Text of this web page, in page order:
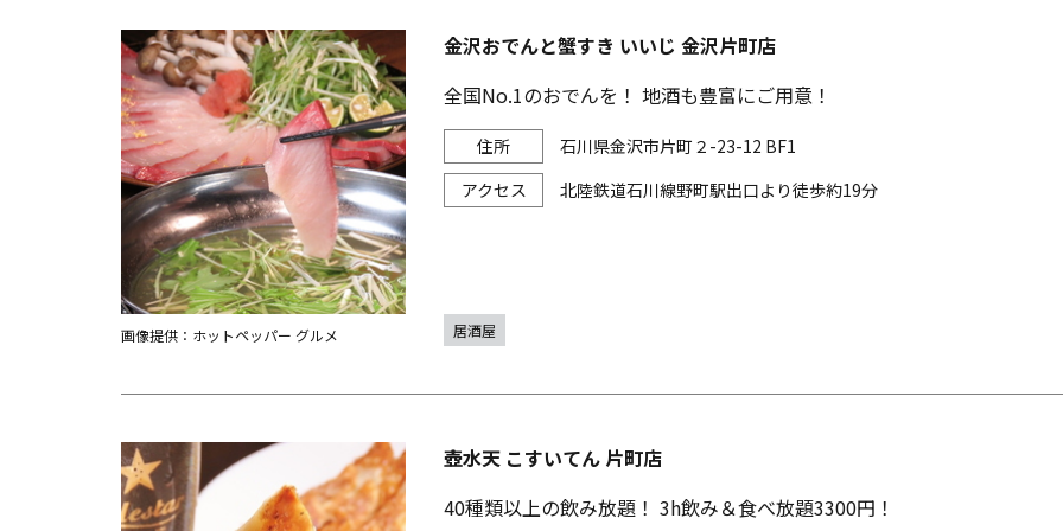
金沢おでんと蟹すき いいじ 金沢片町店
全国No.1のおでんを！ 地酒も豊富にご用意！
石川県金沢市片町２-23-12 BF1
北陸鉄道石川線野町駅出口より徒歩約19分
画像提供：ホットペッパー グルメ 居酒屋
壺水天 こすいてん 片町店
40種類以上の飲み放題！ 3h飲み＆食べ放題3300円！